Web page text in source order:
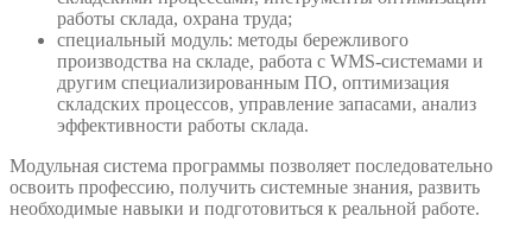
работы склада, охрана труда;
специальный модуль: методы бережливого
производства на складе, работа с WMS-системами и
другим специализированным ПО, оптимизация
складских процессов, управление запасами, анализ
эффективности работы склада.
Модульная система программы позволяет последовательно
освоить профессию, получить системные знания, развить
необходимые навыки и подготовиться к реальной работе.